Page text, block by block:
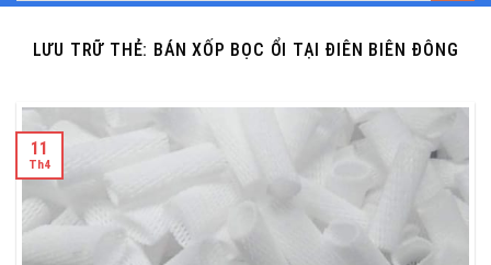
LƯU TRỮ THẺ: BÁN XỐP BỌC ỔI TẠI ĐIÊN BIÊN ĐÔNG
11
Th4